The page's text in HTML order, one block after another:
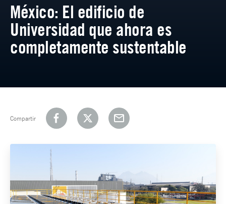
México: El edificio de
Universidad que ahora es
completamente sustentable
Compartir